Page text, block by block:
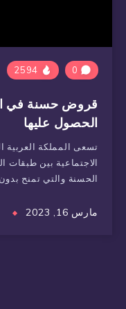
0
الحصول عليها
تسعى المملكة العربية
الاجتماعية بين طبقات
الحسنة والتي تمنح
مارس 16, 2023